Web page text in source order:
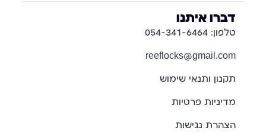
דברו איתנו
טלפון: 054-341-6464
reeflocks@gmail.com
תקנון ותנאי שימוש
מדיניות פרטיות
הצהרת נגישות